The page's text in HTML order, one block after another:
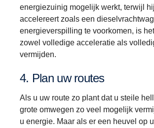
energiezuinig mogelijk werkt, terwijl
accelereert zoals een
energieverspilling te voorkomen, is
zowel volledige acceleratie als
vermijden.
4. Plan uw routes
Als u uw route zo plant dat u steile
grote omwegen zo veel mogelijk
u energie. Maar als er een heuvel op